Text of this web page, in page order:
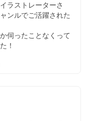
ラストレーターさ
ンルでご活躍された
伺ったことなくって
！